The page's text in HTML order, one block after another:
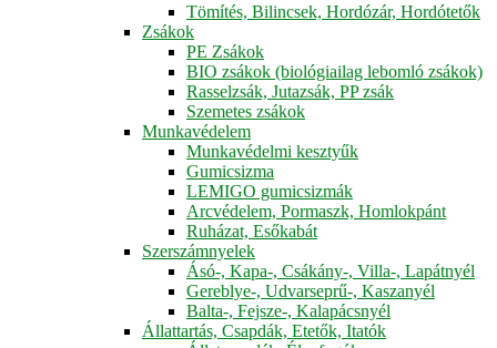
Tömítés, Bilincsek, Hordózár, Hordótetők
Zsákok
PE Zsákok
BIO zsákok (biológiailag lebomló zsákok)
Rasselzsák, Jutazsák, PP zsák
Szemetes zsákok
Munkavédelem
Munkavédelmi kesztyűk
Gumicsizma
LEMIGO gumicsizmák
Arcvédelem, Pormaszk, Homlokpánt
Ruházat, Esőkabát
Szerszámnyelek
Ásó-, Kapa-, Csákány-, Villa-, Lapátnyél
Gereblye-, Udvarseprű-, Kaszanyél
Balta-, Fejsze-, Kalapácsnyél
Állattartás, Csapdák, Etetők, Itatók